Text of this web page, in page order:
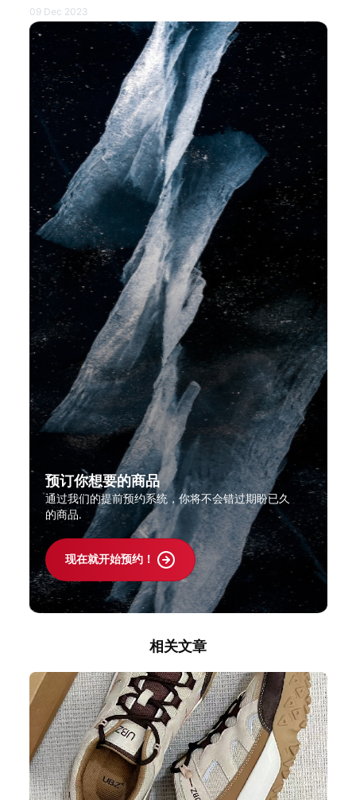
09 Dec 2023
预订你想要的商品
通过我们的提前预约系统，你将不会错过期盼已久
的商品.
现在就开始预约！
相关文章